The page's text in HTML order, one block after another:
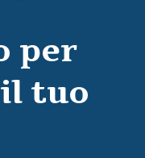
per
tuo